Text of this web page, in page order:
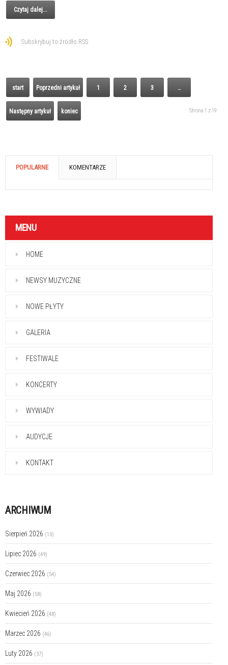
Czytaj dalej...
Subskrybuj to źródło RSS
start Poprzedni artykuł 1 2 3 …
Następny artykuł koniec Strona 1 z 19
POPULARNE KOMENTARZE
MENU
HOME
NEWSY MUZYCZNE
NOWE PŁYTY
GALERIA
FESTIWALE
KONCERTY
WYWIADY
AUDYCJE
KONTAKT
ARCHIWUM
Sierpień 2026 (10)
Lipiec 2026 (49)
Czerwiec 2026 (54)
Maj 2026 (58)
Kwiecień 2026 (48)
Marzec 2026 (46)
Luty 2026 (37)